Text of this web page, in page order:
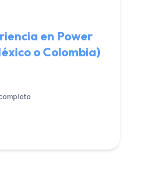
en Power
o Colombia)